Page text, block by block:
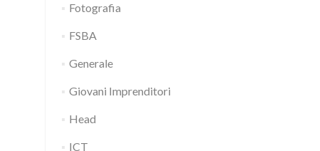
Fotografia
FSBA
Generale
Giovani Imprenditori
Head
ICT